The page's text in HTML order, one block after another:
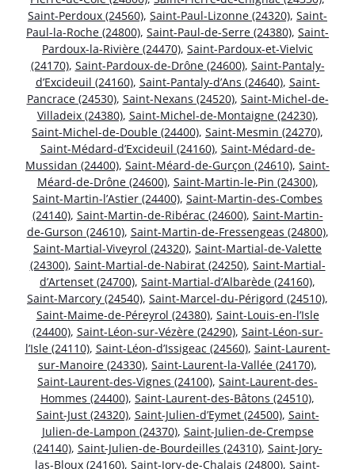
Saint-Perdoux (24560), Saint-Paul-Lizonne (24320), Saint-
Paul-la-Roche (24800), Saint-Paul-de-Serre (24380), Saint-
Pardoux-la-Rivière (24470), Saint-Pardoux-et-Vielvic
(24170), Saint-Pardoux-de-Drône (24600), Saint-Pantaly-
d’Excideuil (24160), Saint-Pantaly-d’Ans (24640), Saint-
Pancrace (24530), Saint-Nexans (24520), Saint-Michel-de-
Villadeix (24380), Saint-Michel-de-Montaigne (24230),
Saint-Michel-de-Double (24400), Saint-Mesmin (24270),
Saint-Médard-d’Excideuil (24160), Saint-Médard-de-
Mussidan (24400), Saint-Méard-de-Gurçon (24610), Saint-
Méard-de-Drône (24600), Saint-Martin-le-Pin (24300),
Saint-Martin-l’Astier (24400), Saint-Martin-des-Combes
(24140), Saint-Martin-de-Ribérac (24600), Saint-Martin-
de-Gurson (24610), Saint-Martin-de-Fressengeas (24800),
Saint-Martial-Viveyrol (24320), Saint-Martial-de-Valette
(24300), Saint-Martial-de-Nabirat (24250), Saint-Martial-
d’Artenset (24700), Saint-Martial-d’Albarède (24160),
Saint-Marcory (24540), Saint-Marcel-du-Périgord (24510),
Saint-Maime-de-Péreyrol (24380), Saint-Louis-en-l’Isle
(24400), Saint-Léon-sur-Vézère (24290), Saint-Léon-sur-
l’Isle (24110), Saint-Léon-d’Issigeac (24560), Saint-Laurent-
sur-Manoire (24330), Saint-Laurent-la-Vallée (24170),
Saint-Laurent-des-Vignes (24100), Saint-Laurent-des-
Hommes (24400), Saint-Laurent-des-Bâtons (24510),
Saint-Just (24320), Saint-Julien-d’Eymet (24500), Saint-
Julien-de-Lampon (24370), Saint-Julien-de-Crempse
(24140), Saint-Julien-de-Bourdeilles (24310), Saint-Jory-
las-Bloux (24160), Saint-Jory-de-Chalais (24800), Saint-